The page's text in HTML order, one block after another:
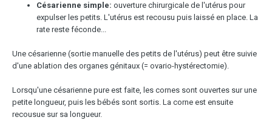
Césarienne simple: ouverture chirurgicale de l'utérus pour
expulser les petits. L'utérus est recousu puis laissé en place. La
rate reste féconde...
Une césarienne (sortie manuelle des petits de l'utérus) peut être suivie
d'une ablation des organes génitaux (= ovario-hystérectomie).
Lorsqu'une césarienne pure est faite, les cornes sont ouvertes sur une
petite longueur, puis les bébés sont sortis. La corne est ensuite
recousue sur sa longueur.